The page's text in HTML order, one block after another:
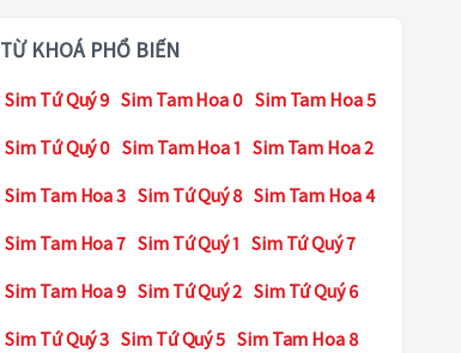
TỪ KHOÁ PHỔ BIẾN
Sim Tứ Quý 9 Sim Tam Hoa 0 Sim Tam Hoa 5
Sim Tứ Quý 0 Sim Tam Hoa 1 Sim Tam Hoa 2
Sim Tam Hoa 3 Sim Tứ Quý 8 Sim Tam Hoa 4
Sim Tam Hoa 7 Sim Tứ Quý 1 Sim Tứ Quý 7
Sim Tam Hoa 9 Sim Tứ Quý 2 Sim Tứ Quý 6
Sim Tứ Quý 3 Sim Tứ Quý 5 Sim Tam Hoa 8